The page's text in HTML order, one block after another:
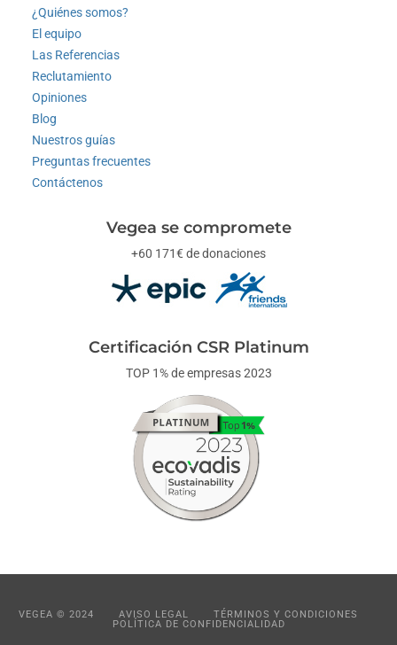
¿Quiénes somos?
El equipo
Las Referencias
Reclutamiento
Opiniones
Blog
Nuestros guías
Preguntas frecuentes
Contáctenos
Vegea se compromete
+60 171€ de donaciones
Certificación CSR Platinum
TOP 1% de empresas 2023
VEGEA © 2024 AVISO LEGAL
TÉRMINOS Y CONDICIONES
POLÍTICA DE CONFIDENCIALIDAD